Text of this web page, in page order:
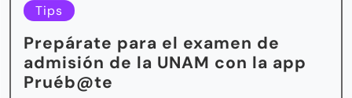
Tips
Prepárate para el examen de
admisión de la UNAM con la app
Pruéb@te